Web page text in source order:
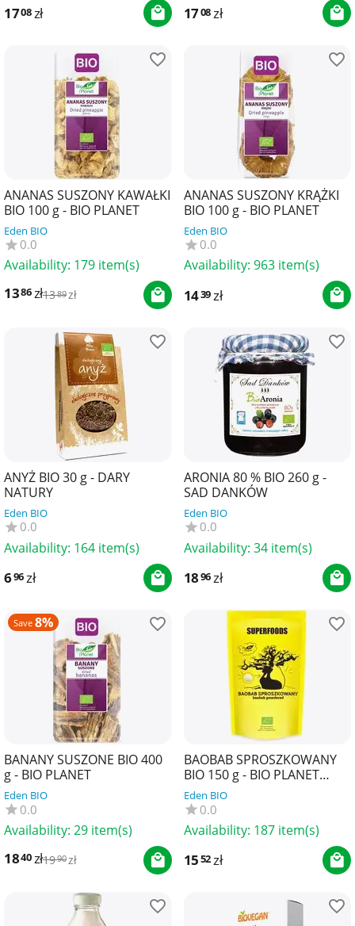
1708 zł 1708 zł
ANANAS SUSZONY KAWAŁKI
BIO 100 g - BIO PLANET
Eden BIO
0.0
Availability: 179 item(s)
1386zł1389zł
ANANAS SUSZONY KRĄŻKI
BIO 100 g - BIO PLANET
Eden BIO
0.0
Availability: 963 item(s)
1439zł
ANYŻ BIO 30 g - DARY
NATURY
Eden BIO
0.0
Availability: 164 item(s)
696zł
ARONIA 80 % BIO 260 g -
SAD DANKÓW
Eden BIO
0.0
Availability: 34 item(s)
1896zł
Save 8%
BANANY SUSZONE BIO 400
g - BIO PLANET
Eden BIO
0.0
Availability: 29 item(s)
1840zł1990 zł
BAOBAB SPROSZKOWANY
BIO 150 g - BIO PLANET
SUPERFOODS
Eden BIO
0.0
Availability: 187 item(s)
1552zł